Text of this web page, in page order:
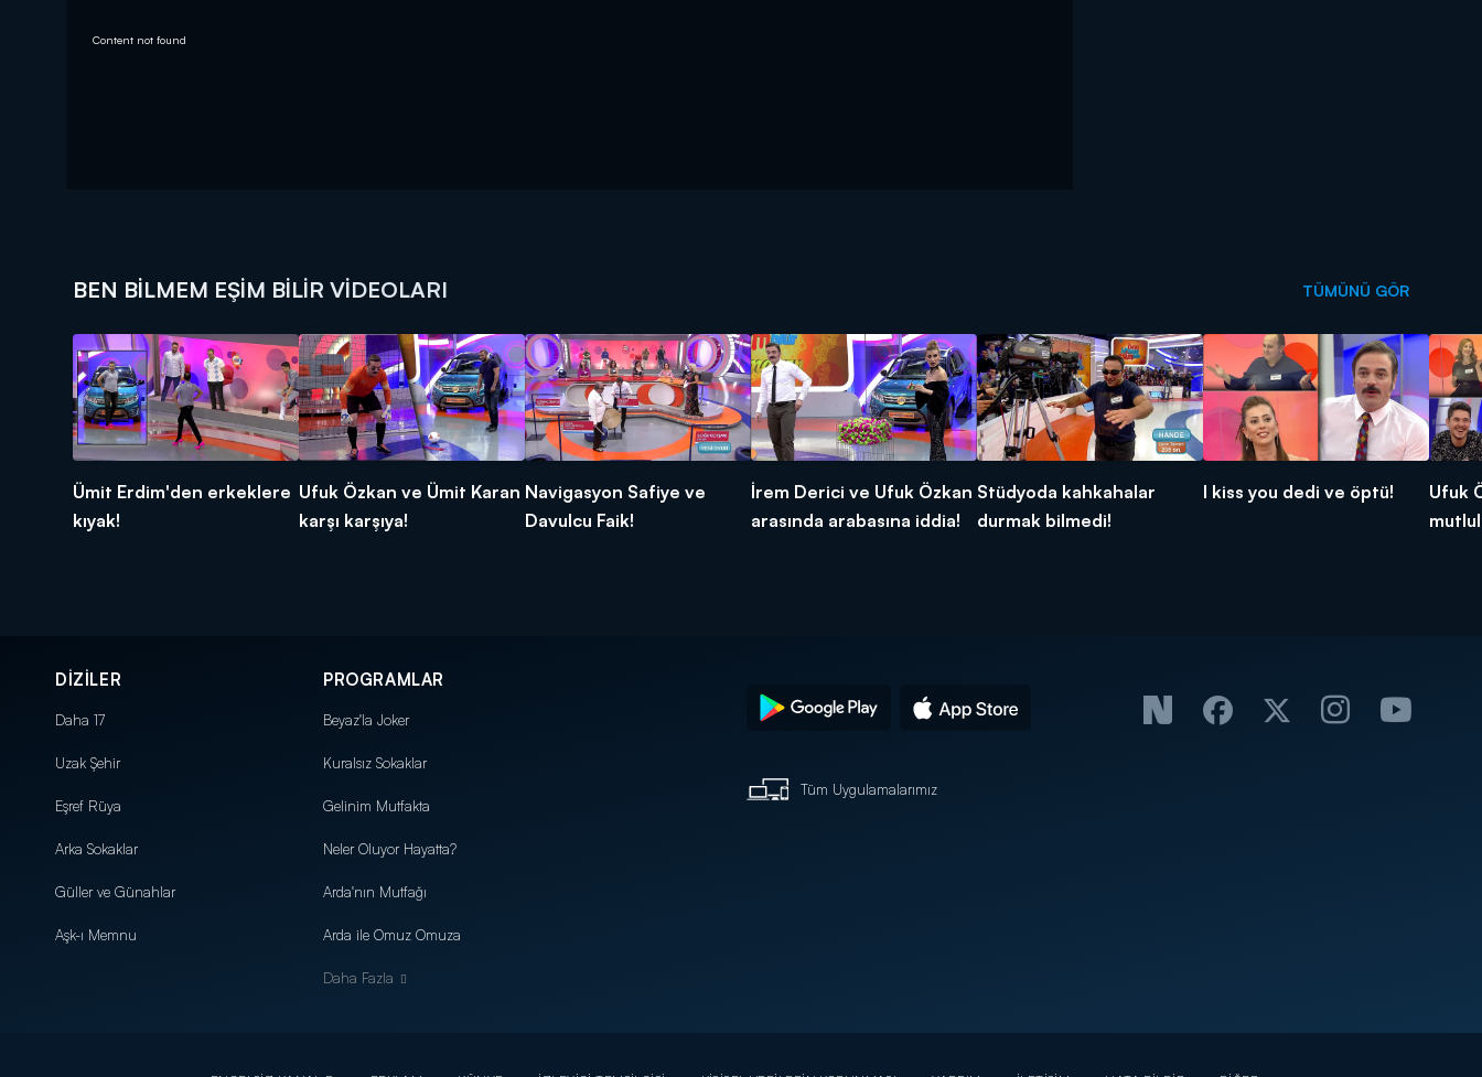
Content not found
BEN BILMEM EŞIM BILIR VIDEOLARI TÜMÜNÜ GÖR
Ümit Erdim'den erkeklere
kıyak!
Ufuk Özkan ve Ümit Karan
karşı karşıya!
Navigasyon Safiye ve
Davulcu Faik!
İrem Derici ve Ufuk Özkan
arasında arabasına iddia!
Stüdyoda kahkahalar
durmak bilmedi!
I kiss you dedi ve öptü!
Ufuk
DİZİLER
Daha 17
Uzak Şehir
Eşref Rüya
Arka Sokaklar
Güller ve Günahlar
Aşk-ı Memnu
PROGRAMLAR
Beyaz'la Joker
Kuralsız Sokaklar
Gelinim Mutfakta
Neler Oluyor Hayatta?
Arda'nın Mutfağı
Arda ile Omuz Omuza
Daha Fazla
Tüm Uygulamalarımız